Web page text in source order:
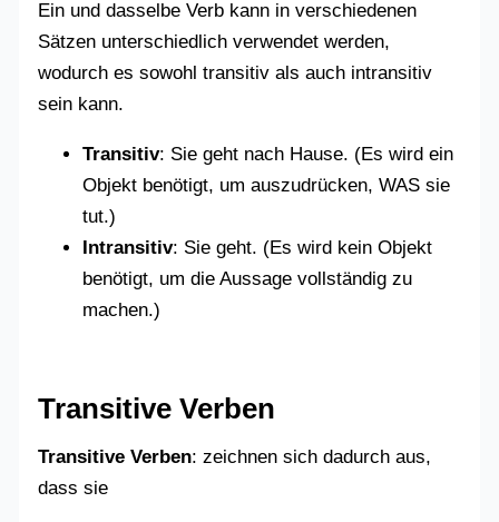
Ein und dasselbe Verb kann in verschiedenen
Sätzen unterschiedlich verwendet werden,
wodurch es sowohl transitiv als auch intransitiv
sein kann.
Transitiv: Sie geht nach Hause. (Es wird ein
Objekt benötigt, um auszudrücken, WAS sie
tut.)
Intransitiv: Sie geht. (Es wird kein Objekt
benötigt, um die Aussage vollständig zu
machen.)
Transitive Verben
Transitive Verben: zeichnen sich dadurch aus,
dass sie